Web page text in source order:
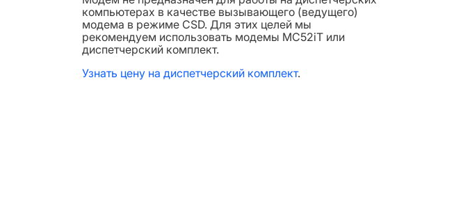
компьютерах в качестве вызывающего (ведущего)
модема в режиме CSD. Для этих целей мы
рекомендуем использовать модемы MC52iT или
диспетчерский комплект.
Узнать цену на диспетчерский комплект.